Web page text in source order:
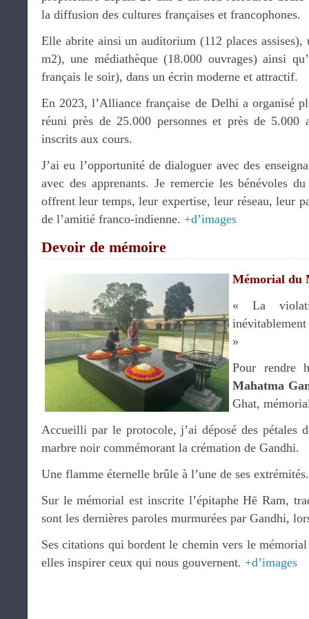
la diffusion des cultures françaises et francophones.
Elle abrite ainsi un auditorium (112 places assises),
m2), une médiathèque (18.000 ouvrages) ainsi
français le soir), dans un écrin moderne et attractif.
En 2023, l’Alliance française de Delhi a organisé
réuni près de 25.000 personnes et près de 5.000
inscrits aux cours.
J’ai eu l’opportunité de dialoguer avec des
avec des apprenants. Je remercie les bénévoles
offrent leur temps, leur expertise, leur réseau, leur
de l’amitié franco-indienne. +d’images
Devoir de mémoire
Mémorial du
« La
»
Pour rendre
Mahatma
Ghat,
Accueilli par le protocole, j’ai déposé des pétales
marbre noir commémorant la crémation de Gandhi.
Une flamme éternelle brûle à l’une de ses extrémités.
Sur le mémorial est inscrite l’épitaphe Hē Ram,
sont les dernières paroles murmurées par Gandhi,
Ses citations qui bordent le chemin vers le
elles inspirer ceux qui nous gouvernent. +d’images